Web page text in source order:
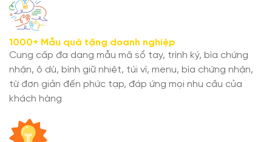
1000+ Mẫu quà tặng doanh nghiệp
Cung cấp đa dạng mẫu mã sổ tay, trình ký, bìa chứng
nhận, ô dù, bình giữ nhiệt, túi ví, menu, bìa chứng nhận,
từ đơn giản đến phức tạp, đáp ứng mọi nhu cầu của
khách hàng